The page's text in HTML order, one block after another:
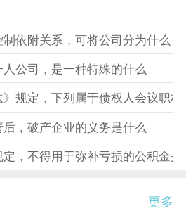
依附关系，可将公司分为什么
公司，是一种特殊的什么
规定，下列属于债权人会议职
，破产企业的义务是什么
，不得用于弥补亏损的公积金是
更多